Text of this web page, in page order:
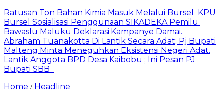
Ratusan Ton Bahan Kimia Masuk Melalui Bursel
KPU
Bursel Sosialisasi Penggunaan SIKADEKA Pemilu
Bawaslu Maluku Deklarasi Kampanye Damai.
Abraham Tuanakotta Di Lantik Secara Adat; Pj Bupati
Malteng Minta Meneguhkan Eksistensi Negeri Adat.
Lantik Anggota BPD Desa Kaibobu ; Ini Pesan PJ
Bupati SBB
Home / Headline